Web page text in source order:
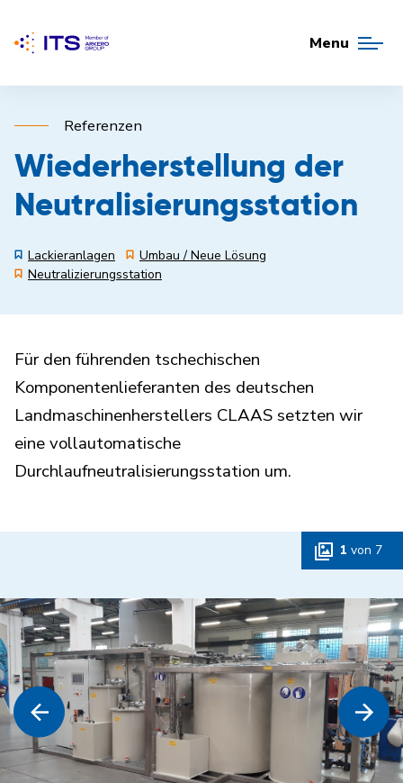
Menu
Referenzen
Wiederherstellung der
Neutralisierungsstation
Lackieranlagen
Umbau / Neue Lösung
Neutralizierungsstation
Für den führenden tschechischen
Komponentenlieferanten des deutschen
Landmaschinenherstellers CLAAS setzten wir
eine vollautomatische
Durchlaufneutralisierungsstation um.
1 von 7